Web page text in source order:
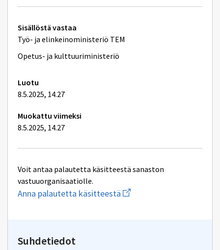
Tekniset
lisätiedot
Sisällöstä vastaa
Työ- ja elinkeinoministeriö TEM
Opetus- ja kulttuuriministeriö
Luotu
8.5.2025, 14.27
Muokattu viimeksi
8.5.2025, 14.27
Voit antaa palautetta käsitteestä sanaston
vastuuorganisaatiolle.
Anna palautetta käsitteestä Aloita
uuden
Suhdetiedot